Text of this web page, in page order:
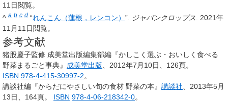
11日閲覧。
^ a b c d “れんこん（蓮根，レンコン） ”. ジャパンクロップス . 2021年
11月11日閲覧。
参考文献
猪股慶子監修 成美堂出版編集部編『かしこく選ぶ・おいしく食べる
野菜まるごと事典』 成美堂出版 、2012年7月10日、126頁。
ISBN 978-4-415-30997-2。
講談社編『からだにやさしい旬の食材 野菜の本』 講談社 、2013年5月
13日、164頁。 ISBN 978-4-06-218342-0。